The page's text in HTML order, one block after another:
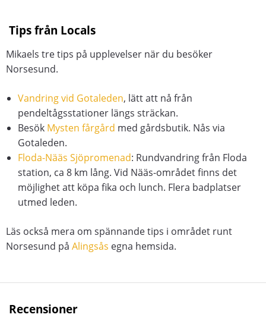
Tips från Locals
Mikaels tre tips på upplevelser när du besöker
Norsesund.
Vandring vid Gotaleden, lätt att nå från
pendeltågsstationer längs sträckan.
Besök Mysten fårgård med gårdsbutik. Nås via
Gotaleden.
Floda-Nääs Sjöpromenad: Rundvandring från Floda
station, ca 8 km lång. Vid Nääs-området finns det
möjlighet att köpa fika och lunch. Flera badplatser
utmed leden.
Läs också mera om spännande tips i området runt
Norsesund på Alingsås egna hemsida.
Recensioner